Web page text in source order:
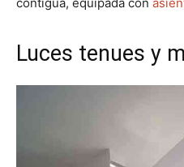
Luces tenues y